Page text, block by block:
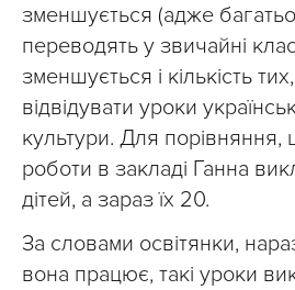
зменшується (адже
переводять у звичайні
зменшується і кількість
відвідувати уроки
культури. Для порівняння,
роботи в закладі Ганна
дітей, а зараз їх 20.
За словами освітянки,
вона працює, такі уроки